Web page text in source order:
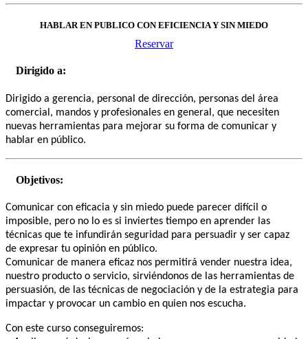
HABLAR EN PUBLICO CON EFICIENCIA Y SIN MIEDO
Reservar
Dirigido a:
Dirigido a gerencia, personal de dirección, personas del área
comercial, mandos y profesionales en general, que necesiten
nuevas herramientas para mejorar su forma de comunicar y
hablar en público.
Objetivos:
Comunicar con eficacia y sin miedo puede parecer difícil o
imposible, pero no lo es si inviertes tiempo en aprender las
técnicas que te infundirán seguridad para persuadir y ser capaz
de expresar tu opinión en público.
Comunicar de manera eficaz nos permitirá vender nuestra idea,
nuestro producto o servicio, sirviéndonos de las herramientas de
persuasión, de las técnicas de negociación y de la estrategia para
impactar y provocar un cambio en quien nos escucha.
Con este curso conseguiremos: